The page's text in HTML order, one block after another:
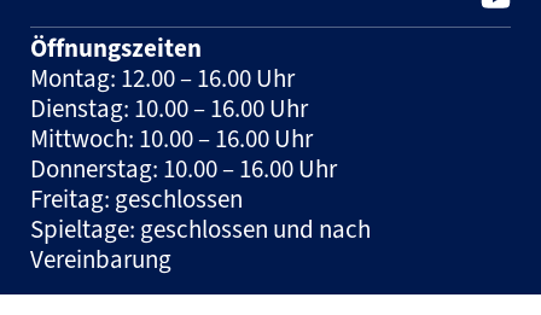
Öffnungszeiten
Montag: 12.00 – 16.00 Uhr
Dienstag: 10.00 – 16.00 Uhr
Mittwoch: 10.00 – 16.00 Uhr
Donnerstag: 10.00 – 16.00 Uhr
Freitag: geschlossen
Spieltage: geschlossen und nach
Vereinbarung